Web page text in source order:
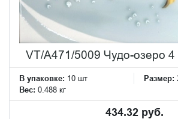
VT/A471/5009 Чудо-озеро 4
В упаковке: 10 шт Размер:
Вес: 0.488 кг
434.32 руб.